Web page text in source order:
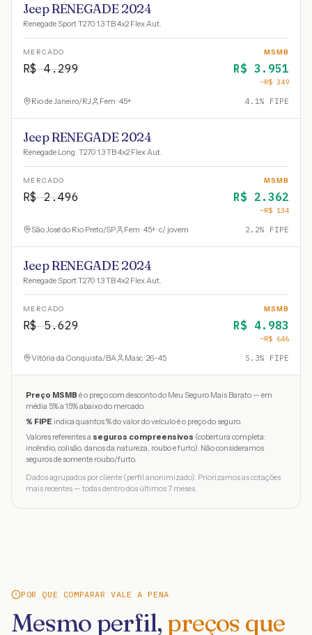
Jeep RENEGADE 2024
Renegade Sport T270 1.3 TB 4x2 Flex Aut.
MERCADO
R$4.299
MSMB
R$ 3.951
−R$ 349
Rio de Janeiro/RJ Fem · 45+ 4.1% FIPE
Jeep RENEGADE 2024
Renegade Long. T270 1.3 TB 4x2 Flex Aut.
MERCADO
R$2.496
MSMB
R$ 2.362
−R$ 134
São José do Rio Preto/SP Fem · 45+ · c/ jovem 2.2% FIPE
Jeep RENEGADE 2024
Renegade Sport T270 1.3 TB 4x2 Flex Aut.
MERCADO
R$5.629
MSMB
R$ 4.983
−R$ 646
Vitória da Conquista/BA Masc · 26-45 5.3% FIPE
Preço MSMB é o preço com desconto do Meu Seguro Mais Barato — em
média 5% a 15% abaixo do mercado.
% FIPE indica quantos % do valor do veículo é o preço do seguro.
Valores referentes a seguros compreensivos (cobertura completa:
incêndio, colisão, danos da natureza, roubo e furto). Não consideramos
seguros de somente roubo/furto.
Dados agrupados por cliente (perfil anonimizado). Priorizamos as cotações
mais recentes — todas dentro dos últimos 7 meses.
POR QUE COMPARAR VALE A PENA
Mesmo perfil, preços que